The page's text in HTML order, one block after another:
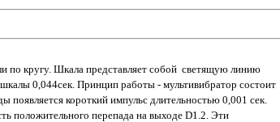
по кругу. Шкала представляет собой светящую линию
0,044сек. Принцип работы - мультивибратор состоит
короткий импульс длительностью 0,001 сек.
положительного перепада на выходе D1.2. Эти